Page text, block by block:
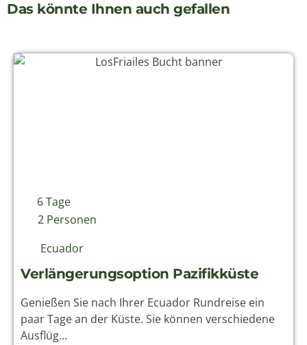
Das könnte Ihnen auch gefallen
6 Tage
2 Personen
Ecuador
Verlängerungsoption Pazifikküste
Genießen Sie nach Ihrer Ecuador Rundreise ein
paar Tage an der Küste. Sie können verschiedene
Ausflüg...